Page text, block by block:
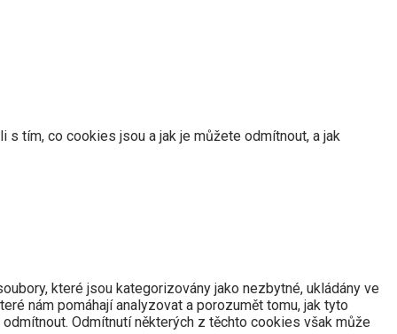
tím, co cookies jsou a jak je můžete odmítnout, a jak
které jsou kategorizovány jako nezbytné, ukládány ve
nám pomáhají analyzovat a porozumět tomu, jak tyto
Odmítnutí některých z těchto cookies však může